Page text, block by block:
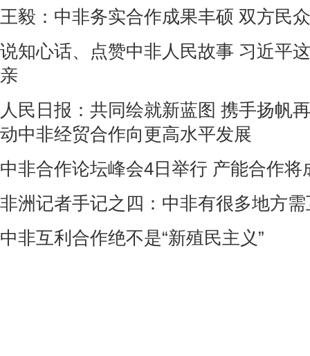
王毅：中非务实合作成果丰硕 双方民
说知心话、点赞中非人民故事 习近平
亲
人民日报：共同绘就新蓝图 携手扬
动中非经贸合作向更高水平发展
中非合作论坛峰会4日举行 产能合作将
非洲记者手记之四：中非有很多地方
中非互利合作绝不是“新殖民主义”